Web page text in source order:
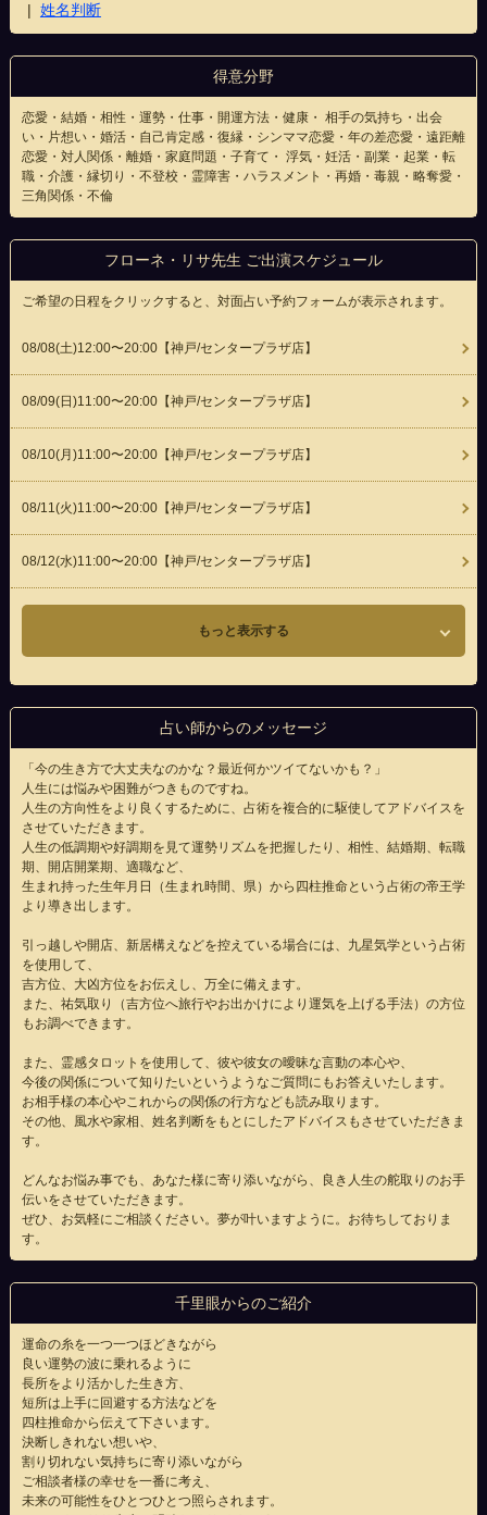
姓名判断
得意分野
恋愛・結婚・相性・運勢・仕事・開運方法・健康・ 相手の気持ち・出会
い・片想い・婚活・自己肯定感・復縁・シンママ恋愛・年の差恋愛・遠距離
恋愛・対人関係・離婚・家庭問題・子育て・ 浮気・妊活・副業・起業・転
職・介護・縁切り・不登校・霊障害・ハラスメント・再婚・毒親・略奪愛・
三角関係・不倫
フローネ・リサ先生 ご出演スケジュール
ご希望の日程をクリックすると、対面占い予約フォームが表示されます。
08/08(土)12:00〜20:00【神戸/センタープラザ店】
08/09(日 )11:00〜20:00【神戸/センタープラザ店】
08/10(月 )11:00〜20:00【神戸/センタープラザ店】
08/11(火)11:00〜20:00【神戸/センタープラザ店】
08/12(水)11:00〜20:00【神戸/センタープラザ店】
もっと表示する
占い師からのメッセージ
「今の生き方で大丈夫なのかな？最近何かツイてないかも？」
人生には悩みや困難がつきものですね。
人生の方向性をより良くするために、占術を複合的に駆使してアドバイスを
させていただきます。
人生の低調期や好調期を見て運勢リズムを把握したり、相性、結婚期、転職
期、開店開業期、適職など、
生まれ持った生年月日（生まれ時間、県）から四柱推命という占術の帝王学
より導き出します。
引っ越しや開店、新居構えなどを控えている場合には、九星気学という占術
を使用して、
吉方位、大凶方位をお伝えし、万全に備えます。
また、祐気取り（吉方位へ旅行やお出かけにより運気を上げる手法）の方位
もお調べできます。
また、霊感タロットを使用して、彼や彼女の曖昧な言動の本心や、
今後の関係について知りたいというようなご質問にもお答えいたします。
お相手様の本心やこれからの関係の行方なども読み取ります。
その他、風水や家相、姓名判断をもとにしたアドバイスもさせていただきま
す。
どんなお悩み事でも、あなた様に寄り添いながら、良き人生の舵取りのお手
伝いをさせていただきます。
ぜひ、お気軽にご相談ください。夢が叶いますように。お待ちしておりま
す。
千里眼からのご紹介
運命の糸を一つ一つほどきながら
良い運勢の波に乗れるように
長所をより活かした生き方、
短所は上手に回避する方法などを
四柱推命から伝えて下さいます。
決断しきれない想いや、
割り切れない気持ちに寄り添いながら
ご相談者様の幸せを一番に考え、
未来の可能性をひとつひとつ照らされます。